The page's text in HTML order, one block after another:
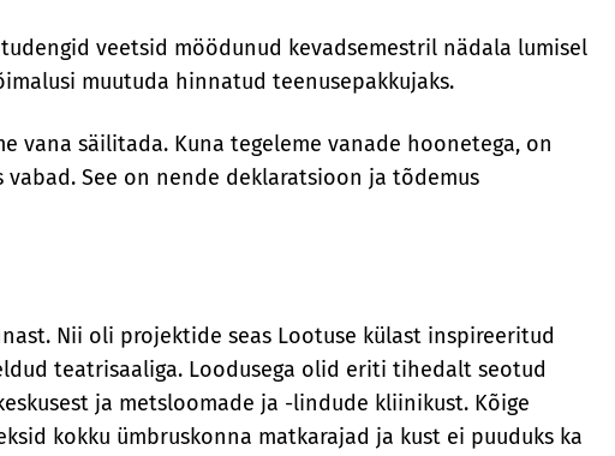
veetsid möödunud kevadsemestril nädala lumisel
muutuda hinnatud teenusepakkujaks.
vana säilitada. Kuna tegeleme vanade hoonetega, on
See on nende deklaratsioon ja tõdemus
Nii oli projektide seas Lootuse külast inspireeritud
teatrisaaliga. Loodusega olid eriti tihedalt seotud
ja metsloomade ja -lindude kliinikust. Kõige
kokku ümbruskonna matkarajad ja kust ei puuduks ka